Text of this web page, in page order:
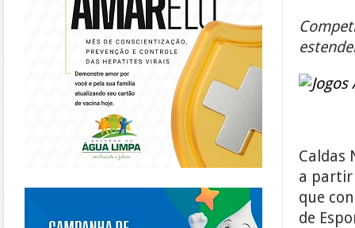
Caldas
a partir
que
de
https://piracanjuba.go.gov.br/